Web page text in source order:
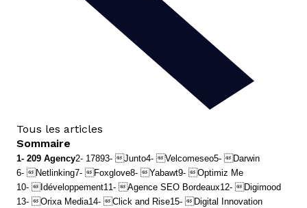
Tous les articles
Sommaire
1- 209 Agency2- 17893- Junto4- Velcomeseo5- Darwin
6- Netlinking7- Foxglove8- Yabawt9- Optimiz Me
10- Idéveloppement11- Agence SEO Bordeaux12- Digimood
13- Orixa Media14- Click and Rise15- Digital Innovation